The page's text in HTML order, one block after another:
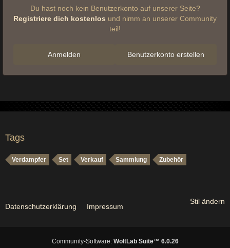
Du hast noch kein Benutzerkonto auf unserer Seite?
Registriere dich kostenlos und nimm an unserer Community
teil!
Benutzerkonto erstellen
Anmelden
Tags
Verdampfer Set Verkauf Sammlung Zubehör
Stil ändern
Datenschutzerklärung Impressum
Community-Software: WoltLab Suite™ 6.0.26